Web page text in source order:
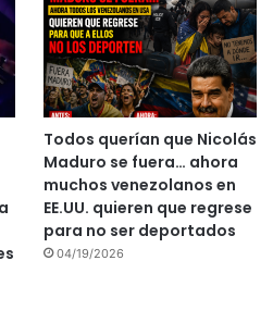
Todos querían que Nicolás
Maduro se fuera… ahora
muchos venezolanos en
EE.UU. quieren que regrese
para no ser deportados
04/19/2026